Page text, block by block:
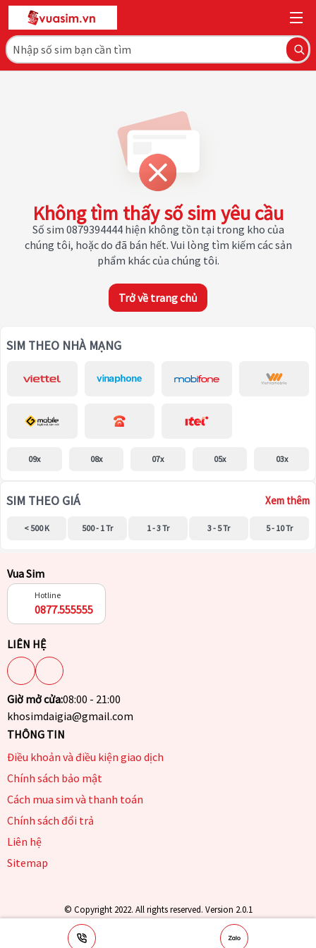
Không tìm thấy số sim yêu cầu
Số sim 0879394444 hiện không tồn tại trong kho của
chúng tôi, hoặc do đã bán hết. Vui lòng tìm kiếm các sản
phẩm khác của chúng tôi.
Trở về trang chủ
SIM THEO NHÀ MẠNG
09x 08x 07x 05x 03x
SIM THEO GIÁ Xem thêm
< 500 K 500 - 1 Tr 1 - 3 Tr 3 - 5 Tr 5 - 10 Tr
Vua Sim
Hotline
0877.555555
LIÊN HỆ
Giờ mở cửa:08:00 - 21:00
khosimdaigia@gmail.com
THÔNG TIN
Điều khoản và điều kiện giao dịch
Chính sách bảo mật
Cách mua sim và thanh toán
Chính sách đổi trả
Liên hệ
Sitemap
© Copyright 2022. All rights reserved. Version 2.0.1